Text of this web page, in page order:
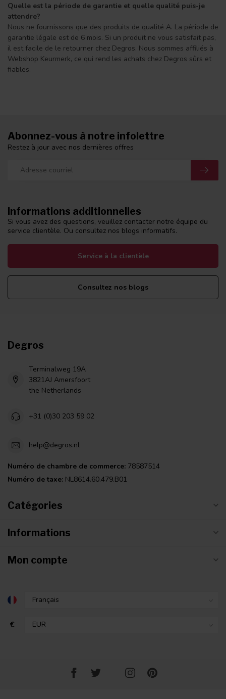
Quelle est la période de garantie et quelle qualité puis-je
attendre?
Nous ne fournissons que des produits de qualité A. La période de
garantie légale est de 6 mois. Si un produit ne vous satisfait pas,
il est facile de le retourner chez Degros. Nous sommes affiliés à
Webshop Keurmerk, ce qui rend les achats chez Degros sûrs et
fiables.
Informations additionnelles
Si vous avez des questions, veuillez contacter notre équipe du
service clientèle. Ou consultez nos blogs informatifs.
Service à la clientèle
Consultez nos blogs
Abonnez-vous à notre infolettre
Restez à jour avec nos dernières offres
Degros
Terminalweg 19A
3821AJ Amersfoort
the Netherlands
+31 (0)30 203 59 02
help@degros.nl
Numéro de chambre de commerce: 78587514
Numéro de taxe: NL8614.60.479.B01
Catégories
Informations
Mon compte
€